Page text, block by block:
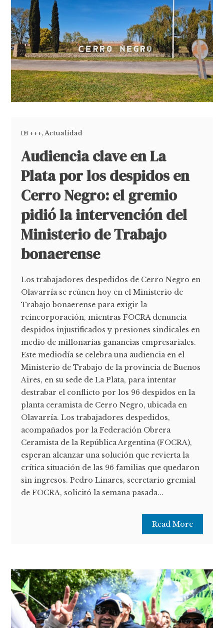
+++,Actualidad
Audiencia clave en La
Plata por los despidos en
Cerro Negro: el gremio
pidió la intervención del
Ministerio de Trabajo
bonaerense
Los trabajadores despedidos de Cerro Negro en
Olavarría se reúnen hoy en el Ministerio de
Trabajo bonaerense para exigir la
reincorporación, mientras FOCRA denuncia
despidos injustificados y presiones sindicales en
medio de millonarias ganancias empresariales.
Este mediodía se celebra una audiencia en el
Ministerio de Trabajo de la provincia de Buenos
Aires, en su sede de La Plata, para intentar
destrabar el conflicto por los 96 despidos en la
planta ceramista de Cerro Negro, ubicada en
Olavarría. Los trabajadores despedidos,
acompañados por la Federación Obrera
Ceramista de la República Argentina (FOCRA),
esperan alcanzar una solución que revierta la
crítica situación de las 96 familias que quedaron
sin ingresos. Pedro Linares, secretario gremial
de FOCRA, solicitó la semana pasada...
Read More